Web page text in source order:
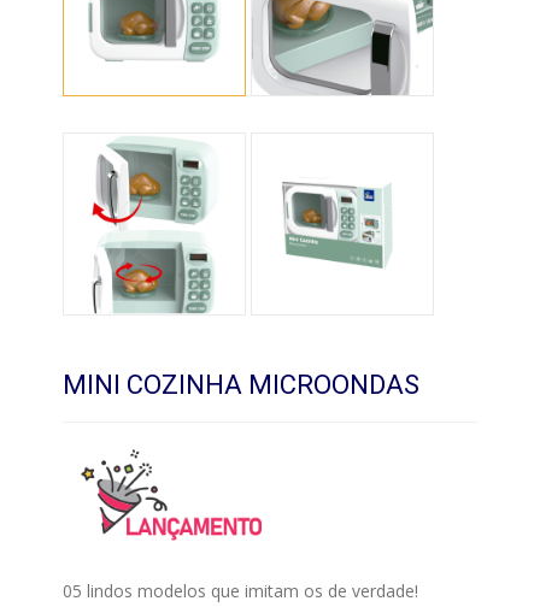
MINI COZINHA MICROONDAS
05 lindos modelos que imitam os de verdade!